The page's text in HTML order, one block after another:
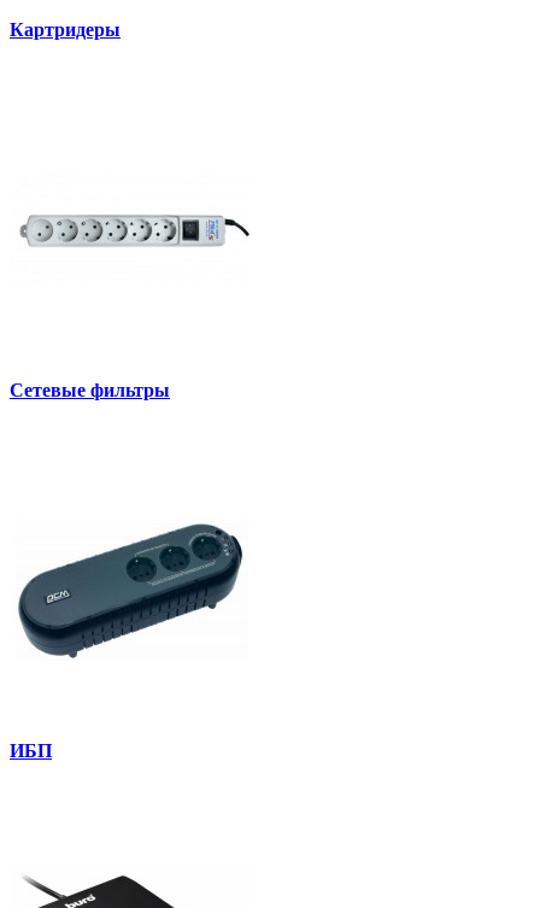
Картридеры
Сетевые фильтры
ИБП